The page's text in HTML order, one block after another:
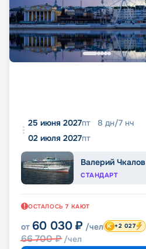
25 июня 2027пт 8 дн/7 нч
02 июля 2027пт
Валерий Чкалов
СТАНДАРТ
ОСТАЛОСЬ 7 КАЮТ
от 60 030 ₽ /чел
66 700₽ /чел
+2 027